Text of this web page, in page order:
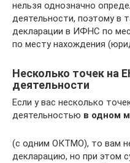
нельзя однозначно
деятельности, поэтому в
декларации в ИФНС по
по месту нахождения
Несколько точек на
деятельности
Если у вас несколько
деятельностью в одном
(с одним ОКТМО), то вам
декларацию, но при этом